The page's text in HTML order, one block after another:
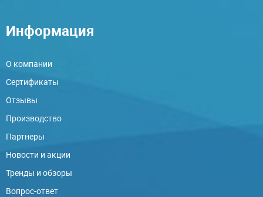
Информация
О компании
Сертификаты
Отзывы
Производство
Партнеры
Новости и акции
Тренды и обзоры
Вопрос-ответ